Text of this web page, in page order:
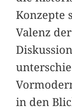
Konzepte
Valenz
in den